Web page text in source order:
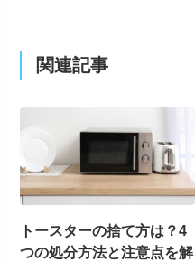
関連記事
トースターの捨て方は？4
つの処分方法と注意点を解